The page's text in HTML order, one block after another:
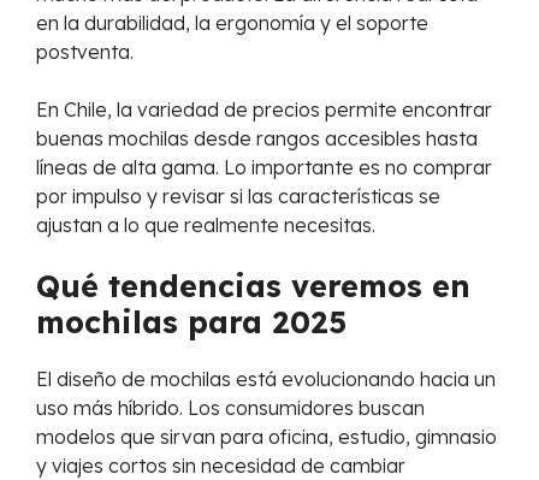
en la durabilidad, la ergonomía y el soporte
postventa.
En Chile, la variedad de precios permite encontrar
buenas mochilas desde rangos accesibles hasta
líneas de alta gama. Lo importante es no comprar
por impulso y revisar si las características se
ajustan a lo que realmente necesitas.
Qué tendencias veremos en
mochilas para 2025
El diseño de mochilas está evolucionando hacia un
uso más híbrido. Los consumidores buscan
modelos que sirvan para oficina, estudio, gimnasio
y viajes cortos sin necesidad de cambiar